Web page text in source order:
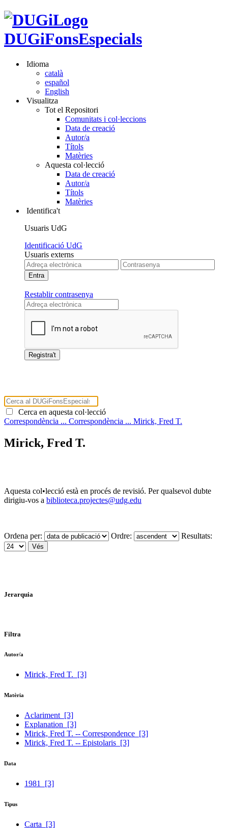
DUGiFonsEspecials
Idioma
català
español
English
Visualitza
Tot el Repositori
Comunitats i col·leccions
Data de creació
Autor/a
Títols
Matèries
Aquesta col·lecció
Data de creació
Autor/a
Títols
Matèries
Identifica't
Usuaris UdG
Identificació UdG
Usuaris externs
Restablir contrasenya
Cerca en aquesta col·lecció
Correspondència ... Correspondència ... Mirick, Fred T.
Mirick, Fred T.
Aquesta col•lecció està en procés de revisió. Per qualsevol dubte
dirigiu-vos a biblioteca.projectes@udg.edu
Ordena per: Ordre: Resultats:
Jerarquia
Filtra
Autor/a
Mirick, Fred T. [3]
Matèria
Aclariment [3]
Explanation [3]
Mirick, Fred T. -- Correspondence [3]
Mirick, Fred T. -- Epistolaris [3]
Data
1981 [3]
Tipus
Carta [3]